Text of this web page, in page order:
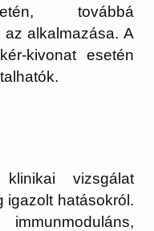
továbbá
alkalmazása. A
kivonat esetén
vizsgálat
igazolt hatásokról.